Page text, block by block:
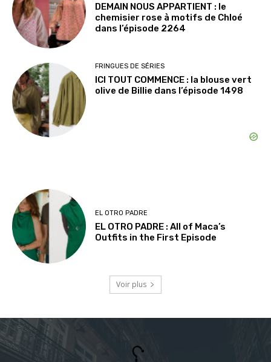
DEMAIN NOUS APPARTIENT : le
chemisier rose à motifs de Chloé
dans l’épisode 2264
FRINGUES DE SÉRIES
ICI TOUT COMMENCE : la blouse vert
olive de Billie dans l’épisode 1498
EL OTRO PADRE
EL OTRO PADRE : All of Maca’s
Outfits in the First Episode
Voir plus